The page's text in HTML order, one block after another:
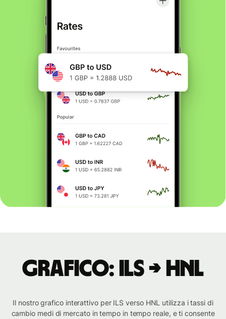
Grafico: ILS → HNL
Il nostro grafico interattivo per ILS verso HNL utilizza i tassi di
cambio medi di mercato in tempo in tempo reale, e ti consente